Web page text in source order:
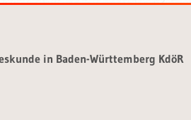
in Baden-Württemberg KdöR